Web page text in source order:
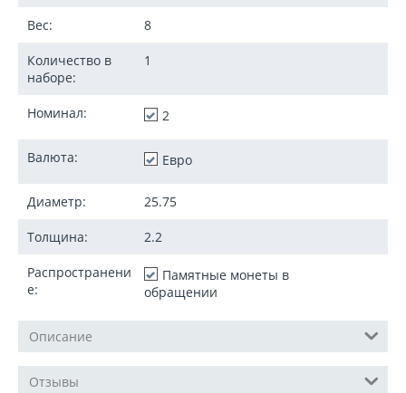
Вес: 8
Количество в
наборе:
1
Номинал: 2
Валюта: Евро
Диаметр: 25.75
Толщина: 2.2
Распространени
е:
Памятные монеты в
обращении
Описание
Отзывы